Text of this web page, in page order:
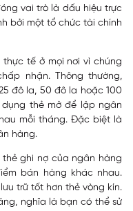
vai trò là dấu hiệu trực
bởi một tổ chức tài chính
tế ở mọi nơi vì chúng
nhận. Thông thường,
đô la, 50 đô la hoặc 100
thẻ mở để lập ngân
mỗi tháng. Đặc biệt là
hàng.
ghi nợ của ngân hàng
bán hàng khác nhau.
trữ tốt hơn thẻ vòng kín.
nghĩa là bạn có thể sử